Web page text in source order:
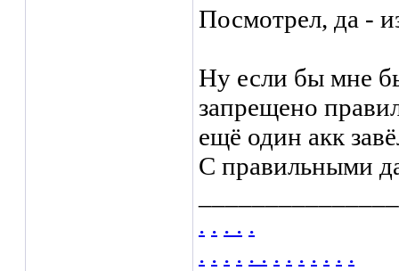
Посмотрел, да -
Ну если бы мне
запрещено
ещё один акк
С правильными
. . . . .
. . . . . . . . . . . . .